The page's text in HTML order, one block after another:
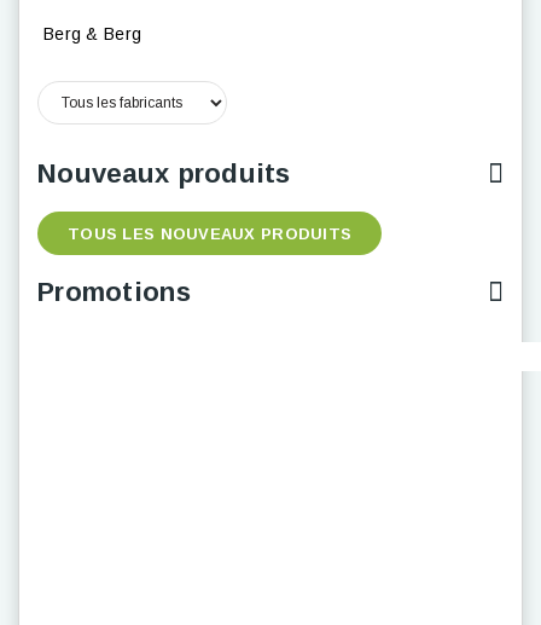
Berg & Berg
Nouveaux produits
TOUS LES NOUVEAUX PRODUITS
Promotions